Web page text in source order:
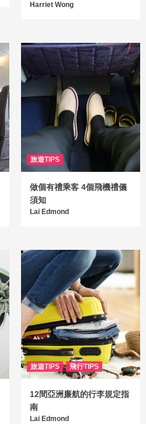
Harriet Wong
旅遊TIPS
做個有禮乘客 4個飛機禮儀
須知
Lai Edmond
旅遊TIPS 飛行TIPS
12間亞洲廉航的行李規定指
南
Lai Edmond